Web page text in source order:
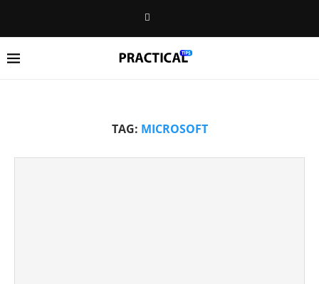
TAG: MICROSOFT